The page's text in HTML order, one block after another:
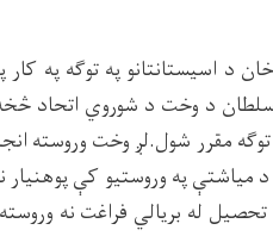
د اسیستانتانو په توګه په کار
سلطان د وخت د شوروي اتحاد
مقرر شول.لږ وخت وروسته
کې کار پیل کړ. د ۱۳۴۹ هـ ش د زمری د میاشتې په وروستیو کې
د تحصیل له بریالي فراغت نه